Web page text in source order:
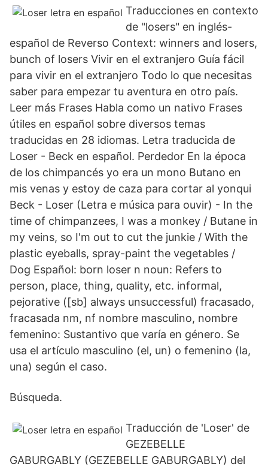
Traducciones en contexto
de "losers" en inglés-
español de Reverso Context: winners and losers,
bunch of losers Vivir en el extranjero Guía fácil
para vivir en el extranjero Todo lo que necesitas
saber para empezar tu aventura en otro país.
Leer más Frases Habla como un nativo Frases
útiles en español sobre diversos temas
traducidas en 28 idiomas. Letra traducida de
Loser - Beck en español. Perdedor En la época
de los chimpancés yo era un mono Butano en
mis venas y estoy de caza para cortar al yonqui
Beck - Loser (Letra e música para ouvir) - In the
time of chimpanzees, I was a monkey / Butane in
my veins, so I'm out to cut the junkie / With the
plastic eyeballs, spray-paint the vegetables /
Dog Español: born loser n noun: Refers to
person, place, thing, quality, etc. informal,
pejorative ([sb] always unsuccessful) fracasado,
fracasada nm, nf nombre masculino, nombre
femenino: Sustantivo que varía en género. Se
usa el artículo masculino (el, un) o femenino (la,
una) según el caso.
Búsqueda.
Traducción de 'Loser' de
GEZEBELLE
GABURGABLY (GEZEBELLE GABURGABLY) del